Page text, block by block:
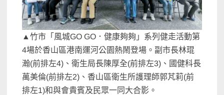
▲竹市「風城GO GO．健康夠夠」系列健走活動第
4場於香山區港南運河公園熱鬧登場。副市長林琨
瀚(前排左4)、衛生局長陳厚全(前排左3)、國健科長
萬美倫(前排左2)、香山區衛生所護理師郭芃莉(前
排左1)和與會貴賓及民眾一同大合影。